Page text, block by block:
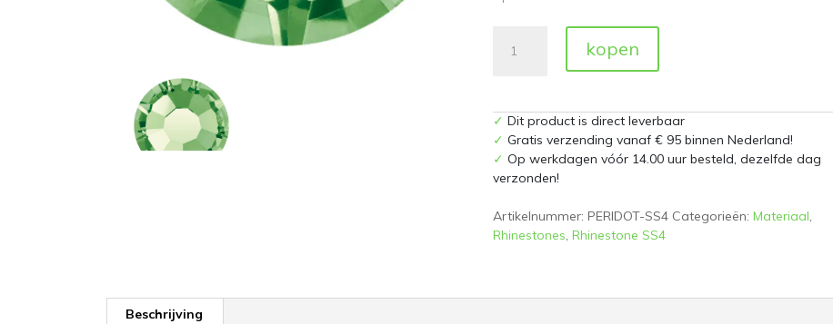
SS04
zakje
gram
kopen
✓ Dit product is direct leverbaar
✓ Gratis verzending vanaf € 95 binnen Nederland!
✓ Op werkdagen vóór 14.00 uur besteld, dezelfde dag
verzonden!
Artikelnummer: PERIDOT-SS4 Categorieën: Materiaal,
Rhinestones, Rhinestone SS4
Beschrijving